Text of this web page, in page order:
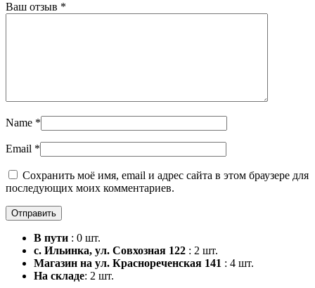
Ваш отзыв *
Name *
Email *
Сохранить моё имя, email и адрес сайта в этом браузере для
последующих моих комментариев.
В пути : 0 шт.
с. Ильинка, ул. Совхозная 122 : 2 шт.
Магазин на ул. Краснореченская 141 : 4 шт.
На складе: 2 шт.